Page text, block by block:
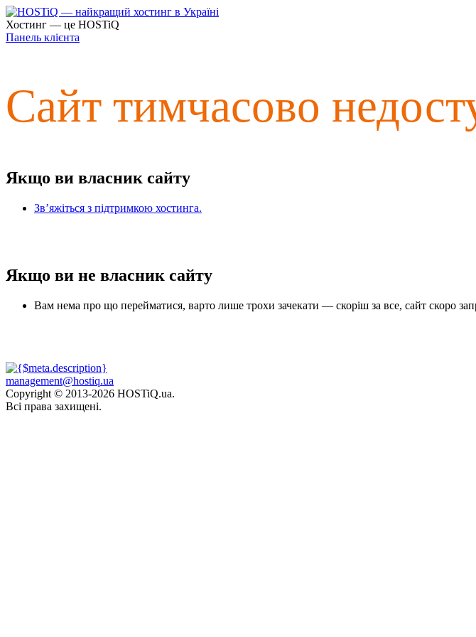
Хостинг — це HOSTiQ
Панель клієнта
Сайт тимчасово
Якщо ви власник сайту
Зв’яжіться з підтримкою хостинга.
Якщо ви не власник сайту
Вам нема про що перейматися, варто лише трохи зачекати — скоріш за все, сайт скоро
management@hostiq.ua
Copyright © 2013-2026 HOSTiQ.ua.
Всі права захищені.